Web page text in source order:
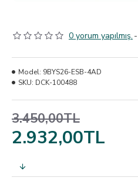
0 yorum yapılmış. -
2.932,00TL
3.450,00TL
Model: 9BYS26-ESB-4AD
SKU: DCK-100488